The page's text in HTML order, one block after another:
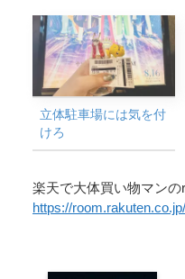
立体駐車場には気を付
けろ
楽天で大体買い物マンの
https://